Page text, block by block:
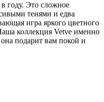
году. Это сложное
тенями и едва
игра яркого цветного
коллекция Vetve именно
подарит вам покой и